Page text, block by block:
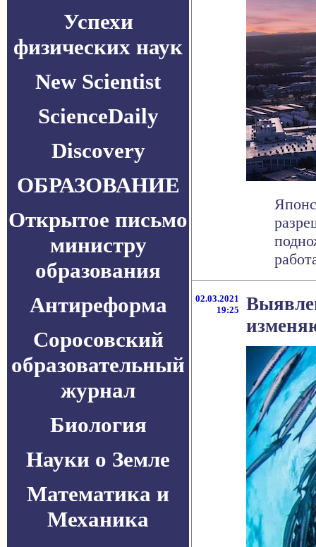
Успехи
физических наук
New Scientist
ScienceDaily
Discovery
ОБРАЗОВАНИЕ
Открытое письмо
министру
образования
Антиреформа
Соросовский
образовательный
журнал
Биология
Науки о Земле
Математика и
Механика
02.03.2021
19:25